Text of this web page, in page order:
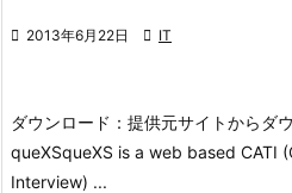
 2013年6月22日  IT
ダウンロード： 提供元サイトからダ
queXSqueXS is a web based CATI
Interview) ...